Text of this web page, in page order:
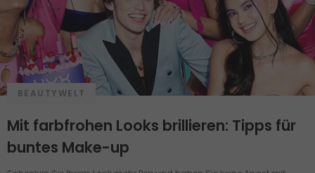
BEAUTYWELT
Mit farbfrohen Looks brillieren: Tipps für
buntes Make-up